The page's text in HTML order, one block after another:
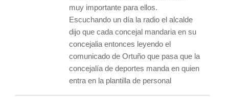
muy importante para ellos.
Escuchando un día la radio el alcalde
dijo que cada concejal mandaria en su
concejalia entonces leyendo el
comunicado de Ortuño que pasa que la
concejalía de deportes manda en quien
entra en la plantilla de personal